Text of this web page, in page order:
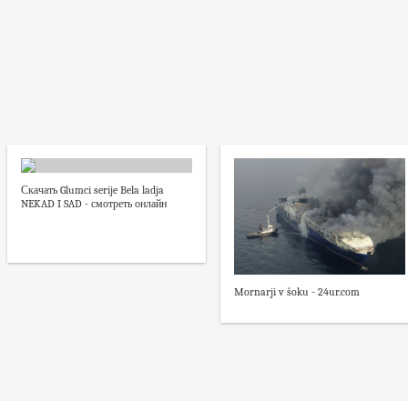
Скачать Glumci serije Bela ladja
NEKAD I SAD - смотреть онлайн
Mornarji v šoku - 24ur.com